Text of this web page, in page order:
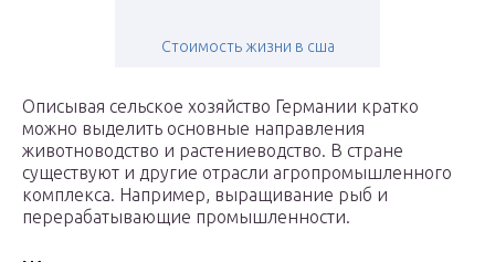
Стоимость жизни в сша
Описывая сельское хозяйство Германии кратко
можно выделить основные направления
животноводство и растениеводство. В стране
существуют и другие отрасли агропромышленного
комплекса. Например, выращивание рыб и
перерабатывающие промышленности.